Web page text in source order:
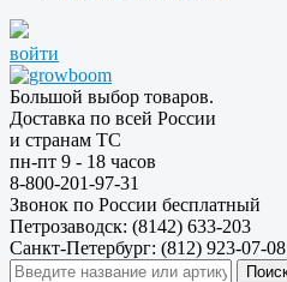
войти
Большой выбор товаров.
Доставка по всей России
и странам ТС
пн-пт 9 - 18 часов
8-800-201-97-31
Звонок по России бесплатный
Петрозаводск: (8142) 633-203
Санкт-Петербург: (812) 923-07-08